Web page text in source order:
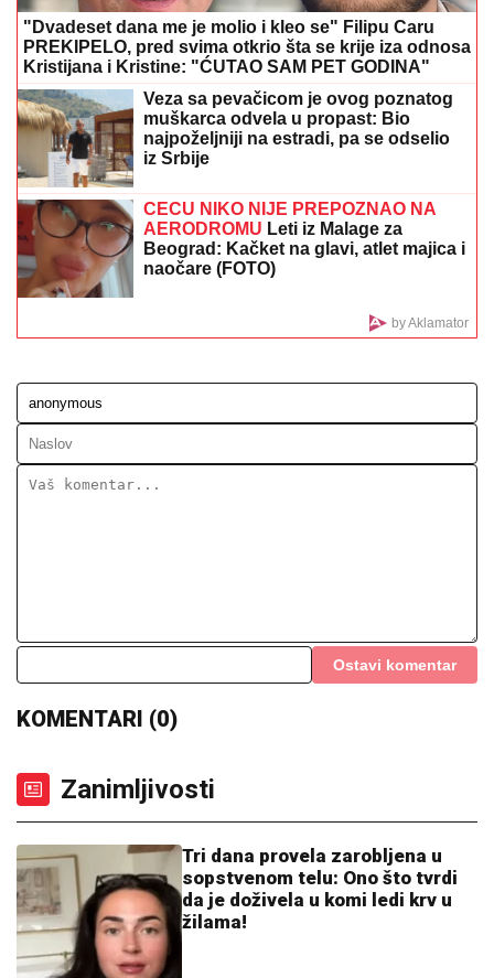
(FOTO) DARKO LAZIĆ I KATARINA UŽIVAJU U
DVORCUSupruga pevača pokazala u kakvom
luksuzu se baškare, a ispred ogroman bazen
oglasila emotivnom porukom!
SKANDAL UŽIVO U PROGRAMU!
porodici: "OLOŠI JEDNI,
MONSTRUMI!" Mustafa odmah
uzvratio NIKAD JEZIVIJOM
OPTUŽBOM!
PRODAJU PILIĆE NA PIJACI, A SAD
SE BAŠKARE NA JAHTI
Mirko Šijan na letovanju, ona pokazala